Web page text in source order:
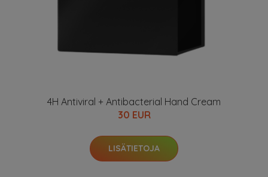
4H Antiviral + Antibacterial Hand Cream
30 EUR
LISÄTIETOJA